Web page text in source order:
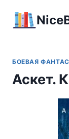
БОЕВАЯ
Аскет.